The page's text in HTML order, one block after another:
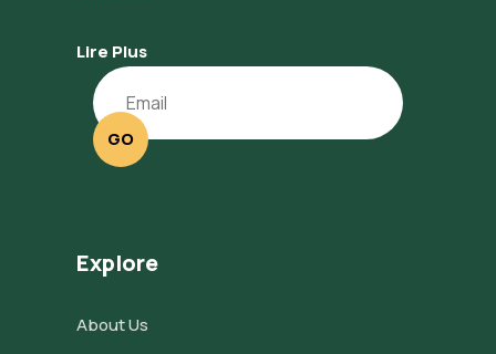
Lire Plus
GO
Explore
About Us